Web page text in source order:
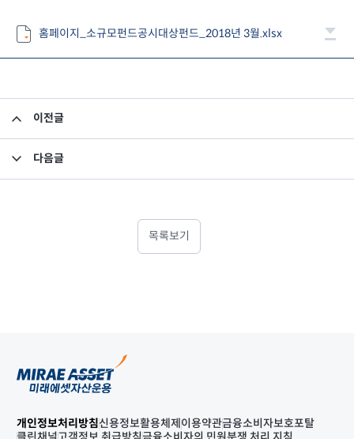
홈페이지_소규모펀드공시대상펀드_2018년 3월.xlsx
이전글
다음글
목록보기
개인정보처리방침신용정보활용체제 이용약관금융소비자보호포탈